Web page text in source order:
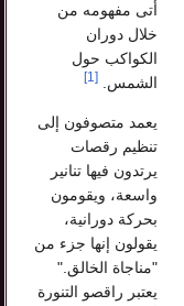
أتى مفهومه من
خلال دوران
الكواكب حول
الشمس.
[1]
يعمد متصوفون إلى
تنظيم رقصات
يرتدون فيها تنانير
واسعة، ويقومون
بحركة دورانية،
يقولون إنها جزء من
"مناجاة الخالق."
يعتبر راقصو التنورة